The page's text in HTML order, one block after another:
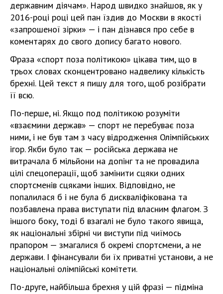
державним діячам». Народ швидко знайшов, як у
2016-році році цей пан їздив до Москви в якості
«запрошеної зірки» — і пан дізнався про себе в
коментарях до свого допису багато нового.
Фраза «спорт поза політикою» цікава тим, що в
трьох словах сконцентровано надвелику кількість
брехні. Цей текст я пишу для того, щоб розібрати
її всю.
По-перше, ні. Якщо под політикою розуміти
«взаємини держав» — спорт не перебуває поза
ними, і не був там з часу відродження Олімпійських
ігор. Якби було так — російська держава не
витрачала б мільйони на допінг та не провадила
цілі спецоперації, щоб замінити сцяки одних
спортсменів сцяками інших. Відповідно, не
попалилася б і не була б дискваліфікована та
позбавлена права виступати під власним флагом. З
іншого боку, тоді б взагалі не було такого явища,
як національні збірні чи виступи під чиїмось
прапором — змагалися б окремі спортсмени, а не
держави. І фінансували би їх приватні установи, а не
національні олімпійські комітети.
По-друге, найбільша брехня у цій фразі — підміна